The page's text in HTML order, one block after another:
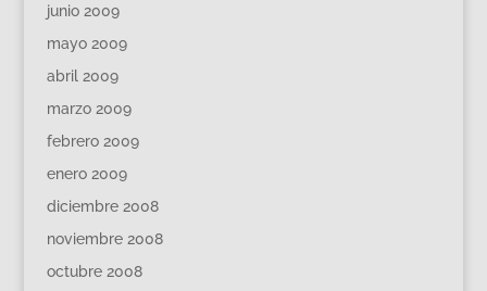
junio 2009
mayo 2009
abril 2009
marzo 2009
febrero 2009
enero 2009
diciembre 2008
noviembre 2008
octubre 2008